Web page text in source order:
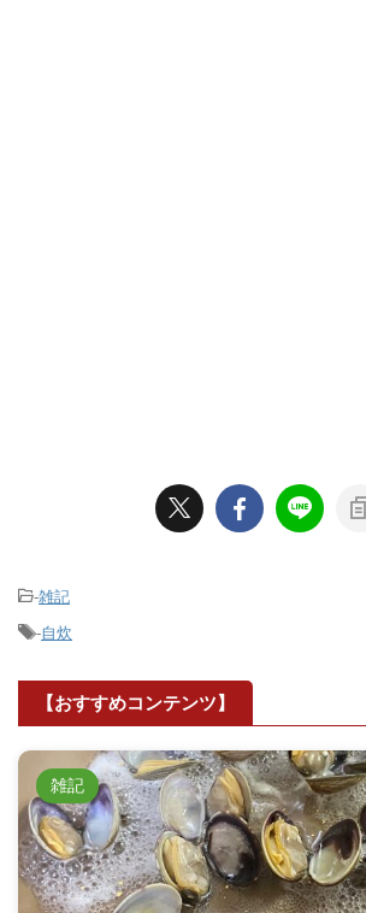
-雑記
-自炊
【おすすめコンテンツ】
雑記